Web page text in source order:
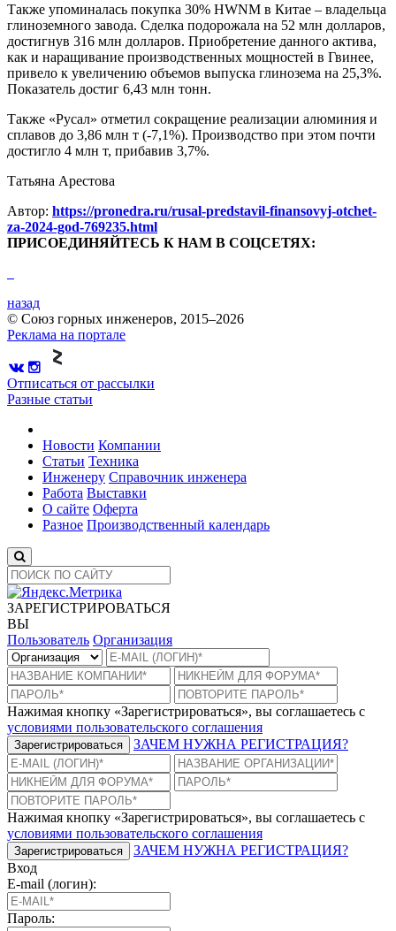
Также упоминалась покупка 30% HWNM в Китае – владельца
глиноземного завода. Сделка подорожала на 52 млн долларов,
достигнув 316 млн долларов. Приобретение данного актива,
как и наращивание производственных мощностей в Гвинее,
привело к увеличению объемов выпуска глинозема на 25,3%.
Показатель достиг 6,43 млн тонн.
Также «Русал» отметил сокращение реализации алюминия и
сплавов до 3,86 млн т (-7,1%). Производство при этом почти
достигло 4 млн т, прибавив 3,7%.
Татьяна Арестова
Автор: https://pronedra.ru/rusal-predstavil-finansovyj-otchet-
za-2024-god-769235.html
ПРИСОЕДИНЯЙТЕСЬ К НАМ В СОЦСЕТЯХ:
назад
© Союз горных инженеров, 2015–2026
Реклама на портале
Отписаться от рассылки
Разные статьи
Новости Компании
Статьи Техника
Инженеру Справочник инженера
Работа Выставки
О сайте Оферта
Разное Производственный календарь
ЗАРЕГИСТРИРОВАТЬСЯ
ВЫ
Пользователь Организация
Нажимая кнопку «Зарегистрироваться», вы соглашаетесь с
условиями пользовательского соглашения
Зарегистрироваться ЗАЧЕМ НУЖНА РЕГИСТРАЦИЯ?
Нажимая кнопку «Зарегистрироваться», вы соглашаетесь с
условиями пользовательского соглашения
Зарегистрироваться
ЗАЧЕМ НУЖНА РЕГИСТРАЦИЯ?
Вход
E-mail (логин):
Пароль: